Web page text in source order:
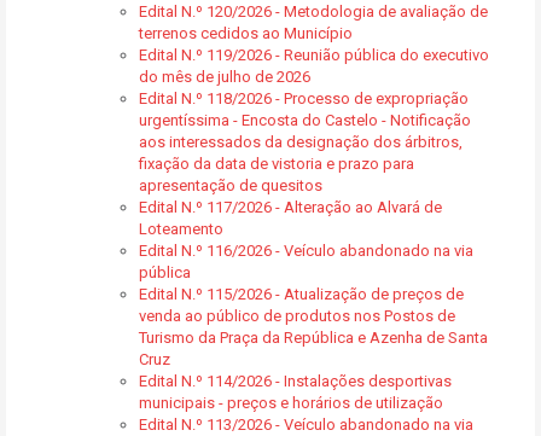
Edital N.º 120/2026 - Metodologia de avaliação de
terrenos cedidos ao Município
Edital N.º 119/2026 - Reunião pública do executivo
do mês de julho de 2026
Edital N.º 118/2026 - Processo de expropriação
urgentíssima - Encosta do Castelo - Notificação
aos interessados da designação dos árbitros,
fixação da data de vistoria e prazo para
apresentação de quesitos
Edital N.º 117/2026 - Alteração ao Alvará de
Loteamento
Edital N.º 116/2026 - Veículo abandonado na via
pública
Edital N.º 115/2026 - Atualização de preços de
venda ao público de produtos nos Postos de
Turismo da Praça da República e Azenha de Santa
Cruz
Edital N.º 114/2026 - Instalações desportivas
municipais - preços e horários de utilização
Edital N.º 113/2026 - Veículo abandonado na via